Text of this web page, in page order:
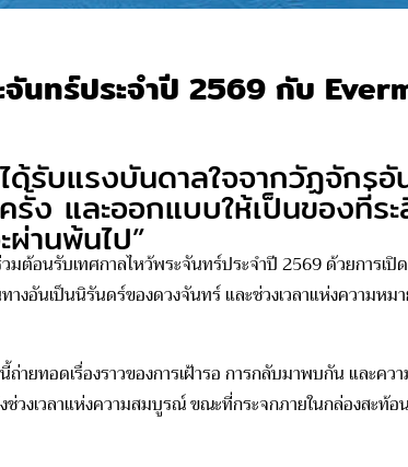
จันทร์ประจำปี 2569 กับ
ด้รับแรงบันดาลใจจากวัฏจัก
ง และออกแบบให้เป็นของที่
านพ้นไป”
มต้อนรับเทศกาลไหว้พระจันทร์ประจำปี 2569 ด้วยการเปิ
างอันเป็นนิรันดร์ของดวงจันทร์ และช่วงเวลาแห่งความ
ถ่ายทอดเรื่องราวของการเฝ้ารอ การกลับมาพบกัน และค
วงเวลาแห่งความสมบูรณ์ ขณะที่กระจกภายในกล่องสะ